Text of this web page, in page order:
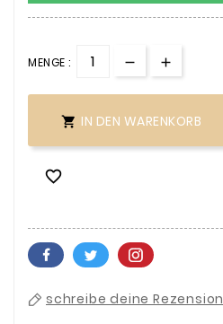
MENGE :
 IN DEN WARENKORB

schreibe deine Rezension